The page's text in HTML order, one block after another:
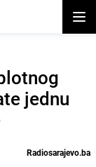
jednu
Radiosarajevo.ba